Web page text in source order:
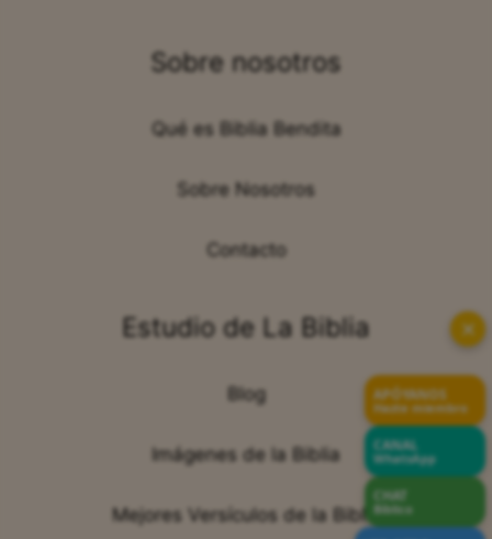
Sobre nosotros
Qué es Biblia Bendita
Sobre Nosotros
Contacto
Estudio de La Biblia
Blog
Imágenes de la Biblia
Mejores Versículos de la Biblia
✕
APÓYANOS
Hazte miembro
CANAL
WhatsApp
CHAT
Bíblico